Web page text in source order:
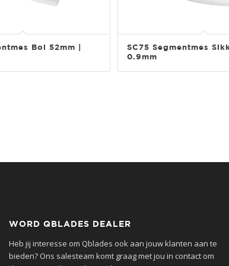
Bol 52mm |
SC75 Segmentmes
0.9mm
WORD QBLADES DEALER
Heb jij interesse om Qblades ook aan jouw klanten aan te
bieden? Ons salesteam komt graag met jou in contact om